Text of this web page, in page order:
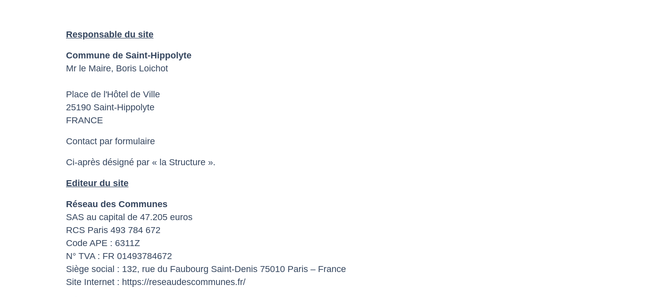
Responsable du site
Commune de Saint-Hippolyte
Mr le Maire, Boris Loichot
Place de l'Hôtel de Ville
25190 Saint-Hippolyte
FRANCE
Contact par formulaire
Ci-après désigné par « la Structure ».
Editeur du site
Réseau des Communes
SAS au capital de 47.205 euros
RCS Paris 493 784 672
Code APE : 6311Z
N° TVA : FR 01493784672
Siège social : 132, rue du Faubourg Saint-Denis 75010 Paris – France
Site Internet : https://reseaudescommunes.fr/